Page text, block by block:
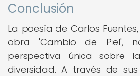
Conclusión
La poesía de Carlos
obra 'Cambio de Piel',
perspectiva única sobre
diversidad. A través de sus